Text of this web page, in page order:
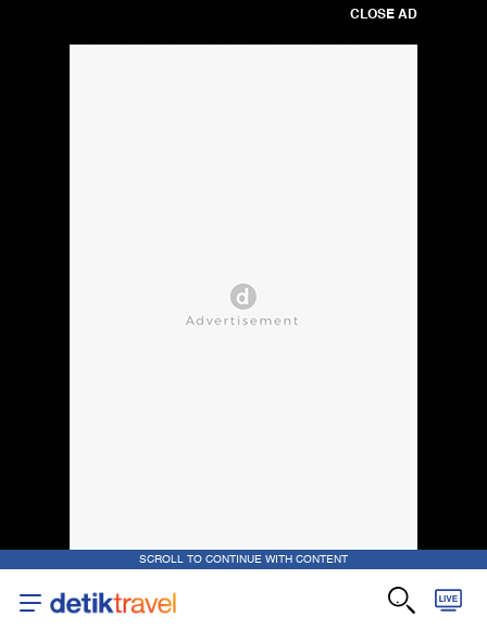
CLOSE AD
SCROLL TO CONTINUE WITH CONTENT